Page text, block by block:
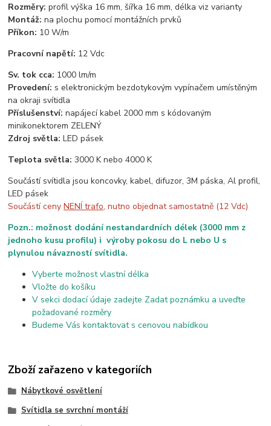
Rozměry: profil výška 16 mm, šířka 16 mm, délka viz varianty
Montáž:na plochu pomocí montážních prvků
Příkon: 10 W/m
Pracovní napětí: 12 Vdc
Sv. tok cca: 1000 lm/m
Provedení: s elektronickým bezdotykovým vypínačem umístěným
na okraji svítidla
Příslušenství:napájecí kabel 2000 mm s kódovaným
minikonektorem ZELENÝ
Zdroj světla:LED pásek
Teplota světla:3000 K nebo 4000 K
Součástí svítidla jsou koncovky, kabel, difuzor, 3M páska, Al profil,
LED pásek
Součástí cenyNENÍ trafo, nutno objednat samostatně (12 Vdc)
Pozn.: možnost dodání nestandardních délek (3000 mm z
jednoho kusu profilu) i výroby pokosu do L nebo U s
plynulou návazností svítidla.
Vyberte možnost vlastní délka
Vložte do košíku
V sekci dodací údaje zadejte Zadat poznámku a uveďte
požadované rozměry
Budeme Vás kontaktovat s cenovou nabídkou
Zboží zařazeno v kategoriích
Nábytkové osvětlení
Svítidla se svrchní montáží